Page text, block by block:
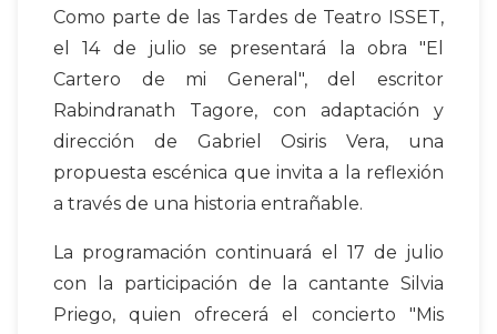
Como parte de las Tardes de Teatro ISSET,
el 14 de julio se presentará la obra "El
Cartero de mi General", del escritor
Rabindranath Tagore, con adaptación y
dirección de Gabriel Osiris Vera, una
propuesta escénica que invita a la reflexión
a través de una historia entrañable.
La programación continuará el 17 de julio
con la participación de la cantante Silvia
Priego, quien ofrecerá el concierto "Mis